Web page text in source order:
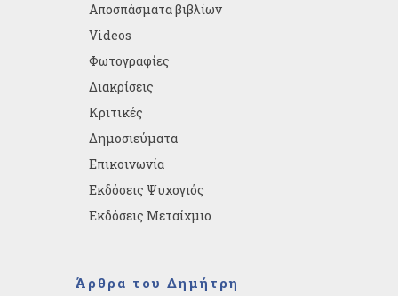
Αποσπάσματα βιβλίων
Videos
Φωτογραφίες
Διακρίσεις
Κριτικές
Δημοσιεύματα
Επικοινωνία
Εκδόσεις Ψυχογιός
Εκδόσεις Μεταίχμιο
Άρθρα του Δημήτρη